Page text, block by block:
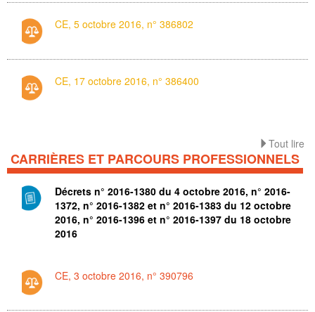
CE, 5 octobre 2016, n° 386802
CE, 17 octobre 2016, n° 386400
Tout lire
CARRIÈRES ET PARCOURS PROFESSIONNELS
Décrets n° 2016-1380 du 4 octobre 2016, n° 2016-
1372, n° 2016-1382 et n° 2016-1383 du 12 octobre
2016, n° 2016-1396 et n° 2016-1397 du 18 octobre
2016
CE, 3 octobre 2016, n° 390796